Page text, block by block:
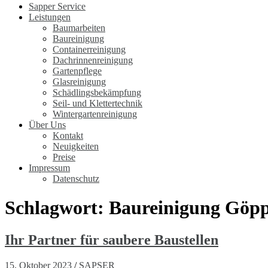
Sapper Service
Leistungen
Baumarbeiten
Baureinigung
Containerreinigung
Dachrinnenreinigung
Gartenpflege
Glasreinigung
Schädlingsbekämpfung
Seil- und Klettertechnik
Wintergartenreinigung
Über Uns
Kontakt
Neuigkeiten
Preise
Impressum
Datenschutz
Schlagwort: Baureinigung
Ihr Partner für saubere Baustellen
15. Oktober 2023 / SAPSER